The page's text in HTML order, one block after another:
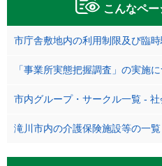
こんなペ
市庁舎敷地内の利用制限及び臨
「事業所実態把握調査」の実施
市内グループ・サークル一覧 - 社
滝川市内の介護保険施設等の一覧